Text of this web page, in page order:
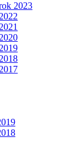
2023